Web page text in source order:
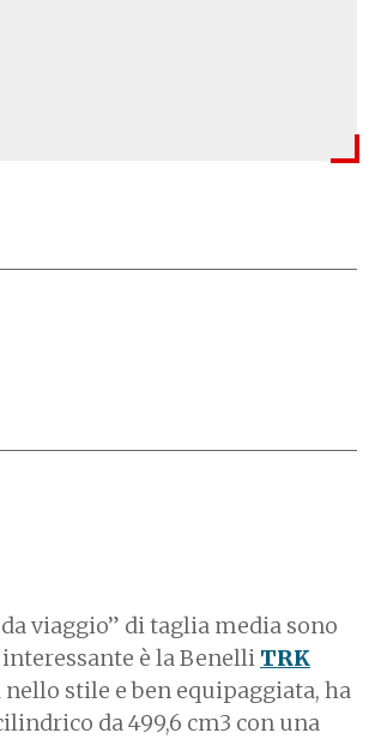
viaggio” di taglia media sono
è la Benelli TRK
nello stile e ben equipaggiata, ha
da 499,6 cm3 con una